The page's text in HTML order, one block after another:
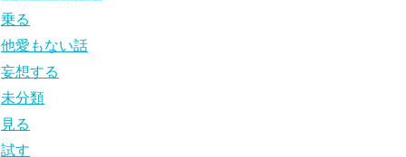
乗る
他愛もない話
妄想する
未分類
見る
試す